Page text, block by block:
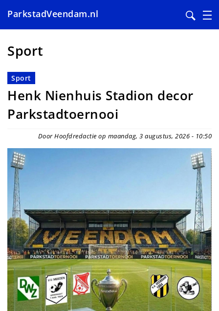
en
naar
de
inhoud
gaan
ParkstadVeendam.nl
Sport
Sport
Henk Nienhuis Stadion decor
Parkstadtoernooi
Door Hoofdredactie op maandag, 3 augustus, 2026 - 10:50